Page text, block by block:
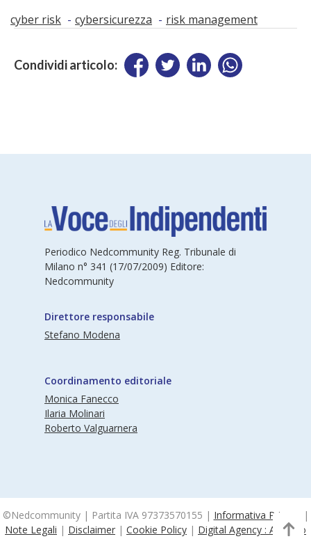
cyber risk cybersicurezza risk management
Condividi articolo:
Periodico Nedcommunity Reg. Tribunale di
Milano n° 341 (17/07/2009) Editore:
Nedcommunity
Direttore responsabile
Stefano Modena
Coordinamento editoriale
Monica Fanecco
Ilaria Molinari
Roberto Valguarnera
©Nedcommunity | Partita IVA 97373570155 | Informativa Privacy
|
Note Legali | Disclaimer | Cookie Policy | Digital Agency : Alea.pro